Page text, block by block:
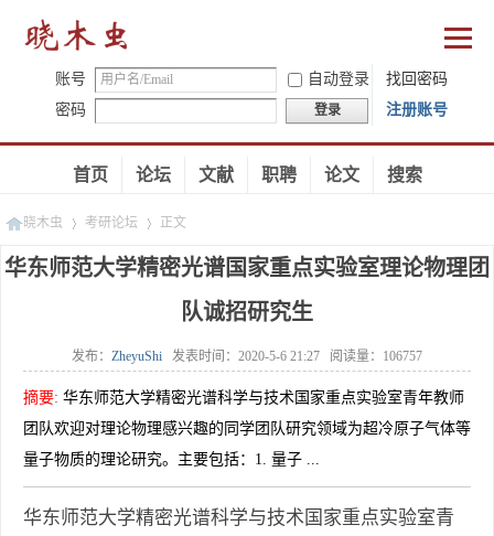
账号 自动登录
找回密码
密码
登录 注册账号
首页 论坛 文献 职聘 论文 搜索
晓木虫 考研论坛 正文
华东师范大学精密光谱国家重点实验室理论物理团
队诚招研究生
发布： ZheyuShi 发表时间： 2020-5-6 21:27 阅读量： 106757
摘要: 华东师范大学精密光谱科学与技术国家重点实验室青年教师
团队欢迎对理论物理感兴趣的同学团队研究领域为超冷原子气体等
量子物质的理论研究。主要包括：1. 量子 ...
华东师范大学精密光谱科学与技术国家重点实验室青